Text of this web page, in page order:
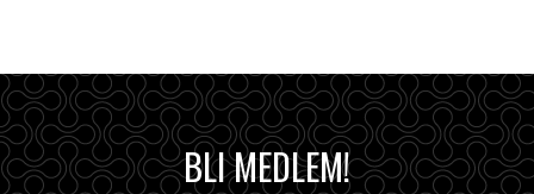
BLI MEDLEM!